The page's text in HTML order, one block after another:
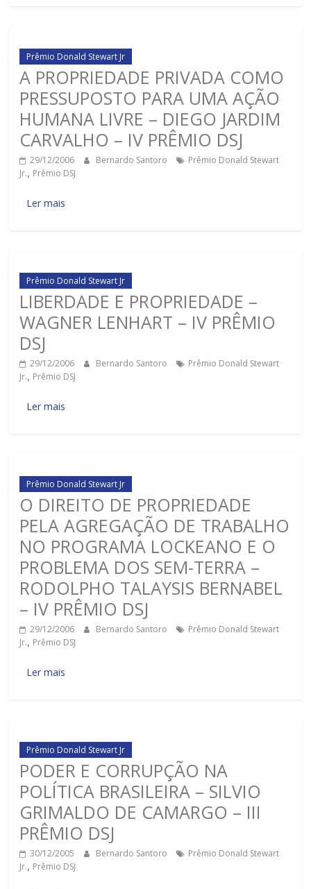
Prêmio Donald Stewart Jr
A PROPRIEDADE PRIVADA COMO
PRESSUPOSTO PARA UMA AÇÃO
HUMANA LIVRE – DIEGO JARDIM
CARVALHO – IV PRÊMIO DSJ
29/12/2006 Bernardo Santoro
Prêmio Donald Stewart
Jr., Prêmio DSJ
Ler mais
Prêmio Donald Stewart Jr
LIBERDADE E PROPRIEDADE –
WAGNER LENHART – IV PRÊMIO
DSJ
29/12/2006 Bernardo Santoro
Prêmio Donald Stewart
Jr., Prêmio DSJ
Ler mais
Prêmio Donald Stewart Jr
O DIREITO DE PROPRIEDADE
PELA AGREGAÇÃO DE TRABALHO
NO PROGRAMA LOCKEANO E O
PROBLEMA DOS SEM-TERRA –
RODOLPHO TALAYSIS BERNABEL
– IV PRÊMIO DSJ
29/12/2006 Bernardo Santoro
Prêmio Donald Stewart
Jr., Prêmio DSJ
Ler mais
Prêmio Donald Stewart Jr
PODER E CORRUPÇÃO NA
POLÍTICA BRASILEIRA – SILVIO
GRIMALDO DE CAMARGO – III
PRÊMIO DSJ
30/12/2005 Bernardo Santoro
Prêmio Donald Stewart
Jr., Prêmio DSJ